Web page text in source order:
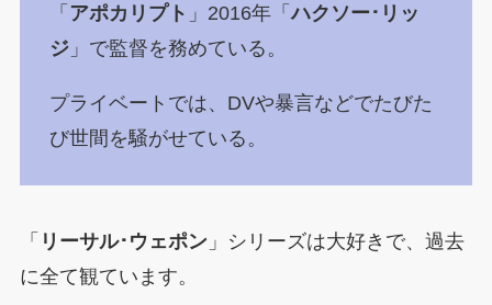
「 アポカリプト 」2016年「ハクソー･リッ
ジ」で監督を務めている。
プライベートでは、DVや暴言などでたびた
び世間を騒がせている。
「 リーサル･ウェポン」シリーズは大好きで、過去
に全て観ています。